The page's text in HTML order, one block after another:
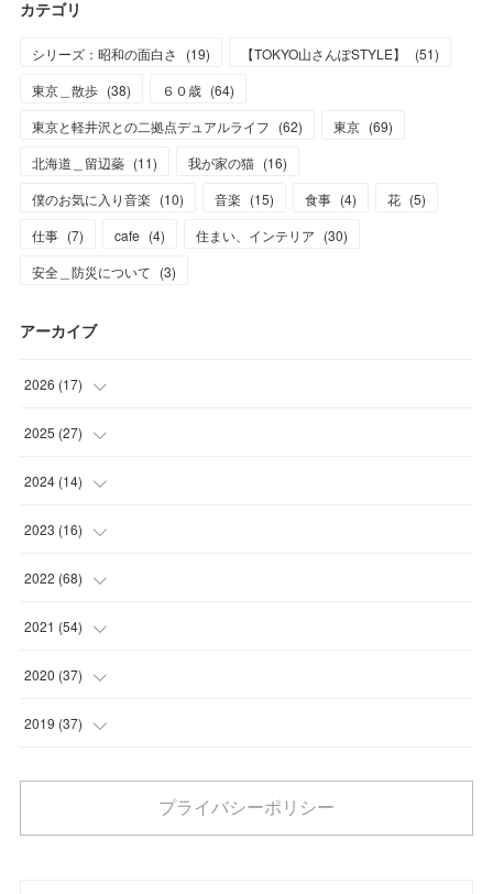
カテゴリ
シリーズ：昭和の面白さ (19) 【TOKYO山さんぽSTYLE】 (51)
東京＿散歩 (38) ６０歳 (64)
東京と軽井沢との二拠点デュアルライフ (62) 東京 (69)
北海道＿留辺蘂 (11) 我が家の猫 (16)
僕のお気に入り音楽 (10) 音楽 (15) 食事 (4) 花 (5)
仕事 (7) cafe (4) 住まい、インテリア (30)
安全＿防災について (3)
アーカイブ
2026 (17)
(2
(1
(6
(8
2025 (27)
(1
(4
(16
(1
2024 (14)
(3
(1
(10
2023 (16)
(4
(5
(2
(3
2022 (68)
(4
(6
(3
2021 (54)
(5
(4
2020 (37)
(6
2019 (37)
プライバシーポリシー